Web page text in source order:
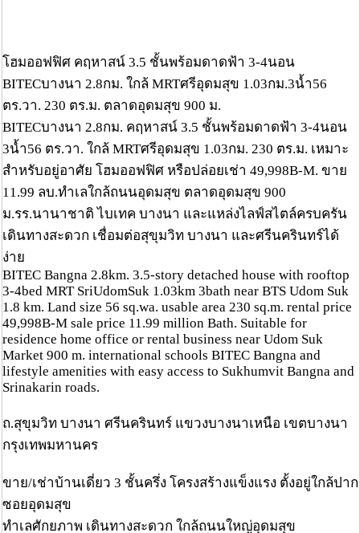
โฮมออฟฟิศ คฤหาสน์ 3.5 ชั้นพร้อมดาดฟ้า 3-4นอน
BITECบางนา 2.8กม. ใกล้ MRTศรีอุดมสุข 1.03กม.3น้ำ56
ตร.วา. 230 ตร.ม. ตลาดอุดมสุข 900 ม.
BITECบางนา 2.8กม. คฤหาสน์ 3.5 ชั้นพร้อมดาดฟ้า 3-4นอน
3น้ำ56 ตร.วา. ใกล้ MRTศรีอุดมสุข 1.03กม. 230 ตร.ม. เหมาะ
สำหรับอยู่อาศัย โฮมออฟฟิศ หรือปล่อยเช่า 49,998B-M. ขาย
11.99 ลบ.ทำเลใกล้ถนนอุดมสุข ตลาดอุดมสุข 900
ม.รร.นานาชาติ ไบเทค บางนา และแหล่งไลฟ์สไตล์ครบครัน
เดินทางสะดวก เชื่อมต่อสุขุมวิท บางนา และศรีนครินทร์ได้
ง่าย
BITEC Bangna 2.8km. 3.5-story detached house with rooftop
3-4bed MRT SriUdomSuk 1.03km 3bath near BTS Udom Suk
1.8 km. Land size 56 sq.wa. usable area 230 sq.m. rental price
49,998B-M sale price 11.99 million Bath. Suitable for
residence home office or rental business near Udom Suk
Market 900 m. international schools BITEC Bangna and
lifestyle amenities with easy access to Sukhumvit Bangna and
Srinakarin roads.
ถ.สุขุมวิท บางนา ศรีนครินทร์ แขวงบางนาเหนือ เขตบางนา
กรุงเทพมหานคร
ขาย/เช่าบ้านเดี่ยว 3 ชั้นครึ่ง โครงสร้างแข็งแรง ตั้งอยู่ใกล้ปาก
ซอยอุดมสุข
ทำเลศักยภาพ เดินทางสะดวก ใกล้ถนนใหญ่อุดมสุข